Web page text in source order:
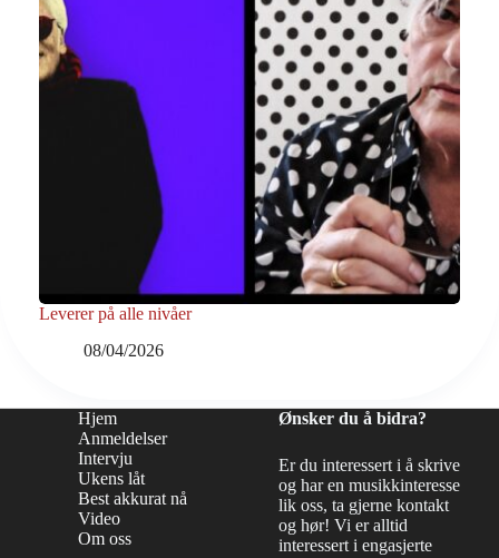
Leverer på alle nivåer
08/04/2026
Hjem
Anmeldelser
Intervju
Ukens låt
Best akkurat nå
Video
Om oss
Ønsker du å bidra?
Er du interessert i å skrive
og har en musikkinteresse
lik oss, ta gjerne kontakt
og hør! Vi er alltid
interessert i engasjerte